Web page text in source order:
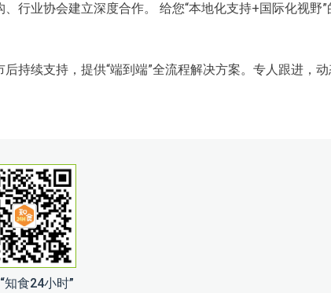
行业协会建立深度合作。 给您“本地化支持+国际化视野”
持续支持，提供“端到端”全流程解决方案。专人跟进，动
知食24小时”